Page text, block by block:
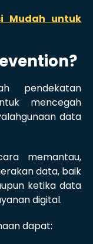
Mudah untuk
pendekatan
mencegah
data
memantau,
data, baik
ketika data
digital.
dapat: